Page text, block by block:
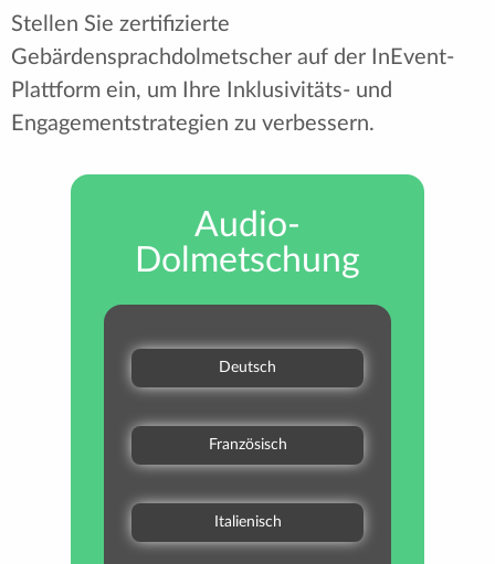
Audio-
Dolmetschung
Deutsch
Französisch
Italienisch
Stellen Sie zertifizierte
Gebärdensprachdolmetscher auf der InEvent-
Plattform ein, um Ihre Inklusivitäts- und
Engagementstrategien zu verbessern.